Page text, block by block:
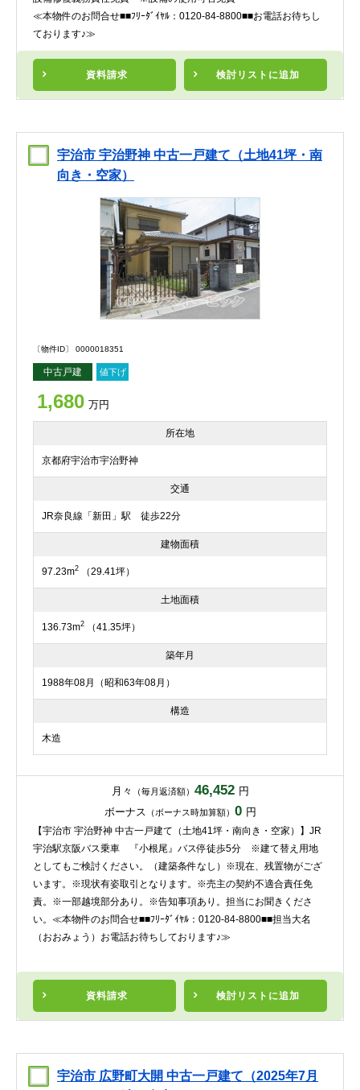
資料請求 検討リスト に追加
≪本物件のお問合せ■■ﾌﾘｰﾀﾞｲﾔﾙ：0120-84-8800■■お電話お待ちし
ております♪≫
宇治市 宇治野神 中古一戸建て（土地41坪・南
向き・空家）
〔物件ID〕 0000018351
中古戸建 値下げ
1,680 万円
所在地
京都府宇治市宇治野神
交通
JR奈良線「新田」駅 徒歩22分
建物面積
97.23m2 （29.41坪）
土地面積
136.73m2 （41.35坪）
築年月
1988年08月（昭和63年08月）
構造
木造
月々 （毎月返済額） 46,452 円
ボーナス （ボーナス時加算額） 0 円
資料請求 検討リスト に追加
【宇治市 宇治野神 中古一戸建て（土地41坪・南向き・空家）】JR
宇治駅京阪バス乗車 『小根尾』バス停徒歩5分 ※建て替え用地
としてもご検討ください。（建築条件なし）※現在、残置物がござ
います。※現状有姿取引となります。※売主の契約不適合責任免
責。※一部越境部分あり。※告知事項あり。担当にお聞きくださ
い。≪本物件のお問合せ■■ﾌﾘｰﾀﾞｲﾔﾙ：0120-84-8800■■担当大名
（おおみょう）お電話お待ちしております♪≫
宇治市 広野町大開 中古一戸建て（2025年7月